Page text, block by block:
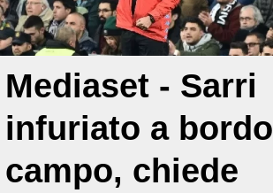
Mediaset - Sarri
infuriato a bordo
campo, chiede